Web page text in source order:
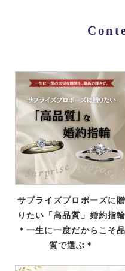
サプライズプロポーズに贈
りたい「高品質」婚約指輪
＊一生に一度だからこそ品
質で選ぶ＊